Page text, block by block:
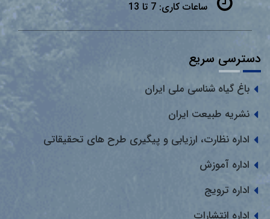
ساعات کاری: 7 تا 13
دسترسی سریع
باغ گیاه شناسی ملی ایران
نشریه طبیعت ایران
اداره نظارت، ارزیابی و پیگیری طرح های تحقیقاتی
اداره آموزش
اداره ترویج